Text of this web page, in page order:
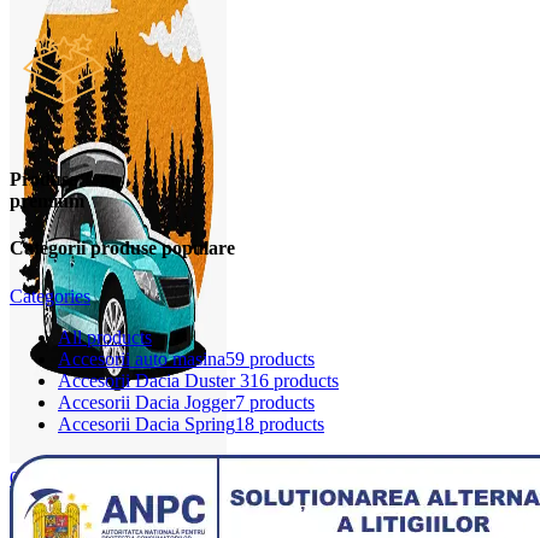
0
Produse
premium
Categorii produse populare
Categories
Allproducts
Accesorii auto masina59 products
Accesorii Dacia Duster 316 products
Accesorii Dacia Jogger7 products
Accesorii Dacia Spring18 products